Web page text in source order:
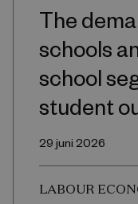
The
schools
school
student
29 juni 2026
LABOUR